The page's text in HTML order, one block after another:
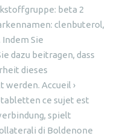
beta 2
clenbuterol,
Sie
dazu beitragen, dass
dieses
Accueil ›
tabletten ce sujet est
spielt
di Boldenone